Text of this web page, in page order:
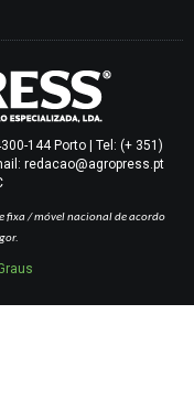
144 Porto | Tel: (+ 351)
redacao@agropress.pt
fixa / móvel nacional de acordo